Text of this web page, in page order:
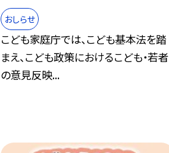
おしらせ
こども家庭庁では、こども基本法を踏
まえ、こども政策におけるこども・若者
の意見反映...